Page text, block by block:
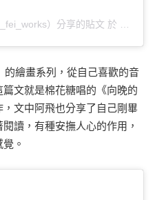
）分享的貼文 於 PDT
的繪畫系列，從自己喜歡的音
文就是棉花糖唱的《向晚的
文中阿飛也分享了自己剛畢
讀，有種安撫人心的作用，
。